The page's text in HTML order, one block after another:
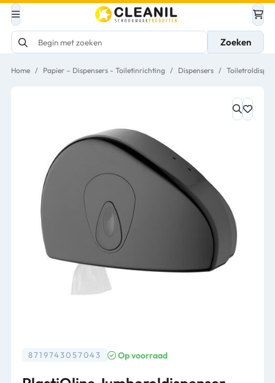
Zoeken
Home / Papier – Dispensers - Toiletinrichting / Dispensers /
8719743057043 Op voorraad